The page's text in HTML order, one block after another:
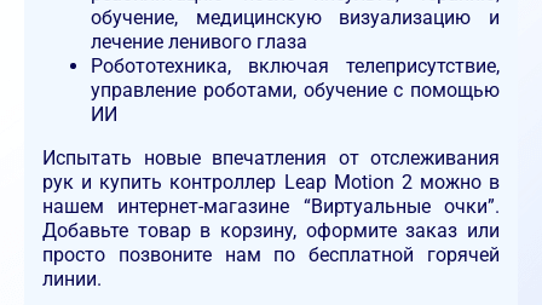
обучение, медицинскую визуализацию и
лечение ленивого глаза
Робототехника, включая телеприсутствие,
управление роботами, обучение с помощью
ИИ
Испытать новые впечатления от отслеживания
рук и купить контроллер Leap Motion 2 можно в
нашем интернет-магазине “Виртуальные очки”.
Добавьте товар в корзину, оформите заказ или
просто позвоните нам по бесплатной горячей
линии.